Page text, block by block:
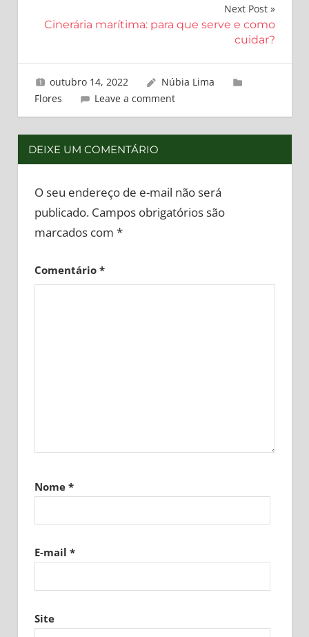
Post
Next Post
Cinerária marítima: para que serve e como
cuidar?
outubro 14, 2022
Núbia Lima
Flores
Leave a comment
DEIXE UM COMENTÁRIO
O seu endereço de e-mail não será
publicado. Campos obrigatórios são
marcados com *
Comentário *
Nome *
E-mail *
Site